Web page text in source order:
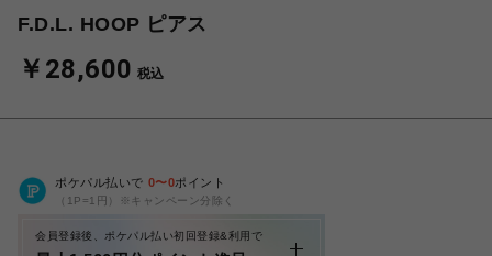
F.D.L. HOOP ピアス
￥28,600 税込
ポケパル払いで 0〜0ポイント
（1P=1円）※キャンペーン分除く
会員登録後、ポケパル払い初回登録&利用で